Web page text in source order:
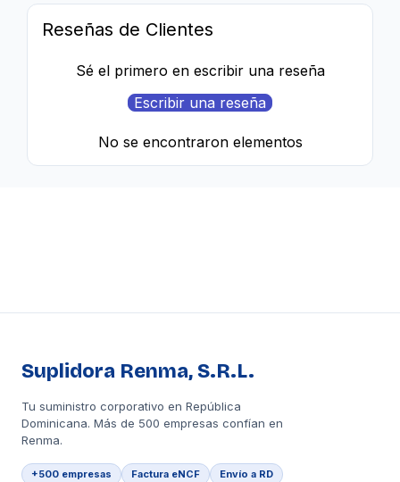
Reseñas de Clientes
Sé el primero en escribir una reseña
Escribir una reseña
No se encontraron elementos
Suplidora Renma, S.R.L.
Tu suministro corporativo en República
Dominicana. Más de 500 empresas confían en
Renma.
+500 empresas Factura eNCF Envío a RD